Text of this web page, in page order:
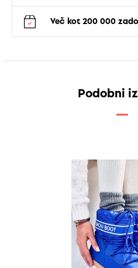
Več kot 200 000
Podobni